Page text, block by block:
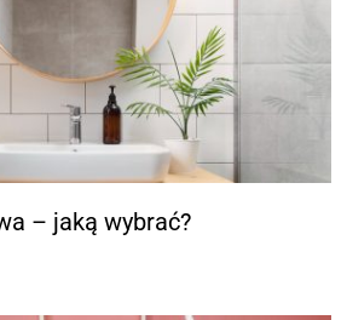
– jaką wybrać?